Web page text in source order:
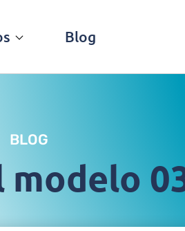
Blog
BLOG
modelo